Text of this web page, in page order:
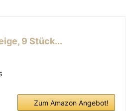
9 Stück...
Zum Amazon Angebot!